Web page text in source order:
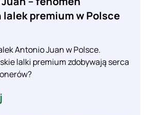
premium w Polsce
Antonio Juan w Polsce.
lalki premium zdobywają serca